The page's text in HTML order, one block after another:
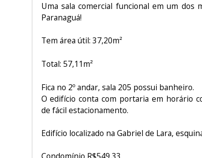
Uma sala comercial funcional em um dos
Paranaguá!
Tem área útil: 37,20m²
Total: 57,11m²
Fica no 2º andar, sala 205 possui banheiro.
O edifício conta com portaria em horário
de fácil estacionamento.
Edifício localizado na Gabriel de Lara,